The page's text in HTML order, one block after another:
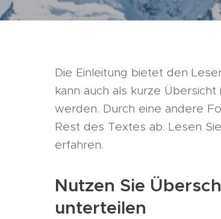
Die Einleitung bietet den
kann auch als kurze
werden. Durch eine andere
Rest des Textes ab. Lesen
erfahren.
Nutzen Sie
unterteilen